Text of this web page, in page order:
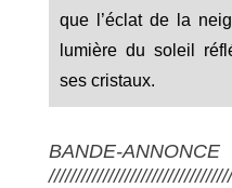
que l’éclat de la
lumière du soleil
ses cristaux.
BANDE-ANNONCE